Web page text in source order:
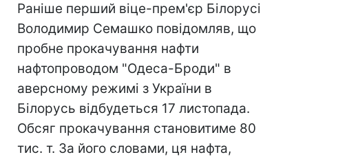
Раніше перший віце-прем'єр Білорусі
Володимир Семашко повідомляв, що
пробне прокачування нафти
нафтопроводом "Одеса-Броди" в
аверсному режимі з України в
Білорусь відбудеться 17 листопада.
Обсяг прокачування становитиме 80
тис. т. За його словами, ця нафта,